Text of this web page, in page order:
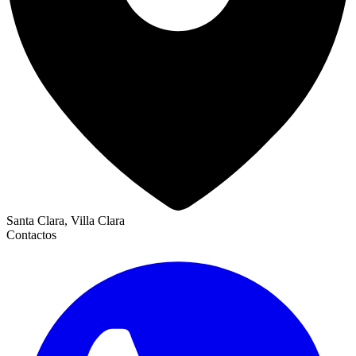
Santa Clara, Villa Clara
Contactos